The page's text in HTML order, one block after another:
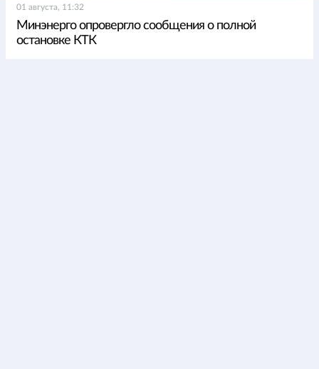
01 августа, 11:32
Минэнерго опровергло сообщения о полной
остановке КТК